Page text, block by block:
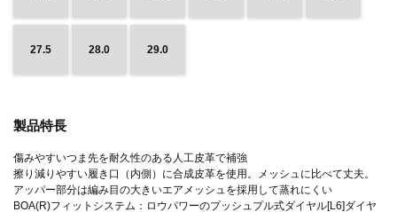
27.5 28.0 29.0
製品特長
傷みやすいつま先を耐久性のある人工皮革で補強
擦り減りやすい履き口（内側）に合成皮革を使用。メッシュに比べて丈夫。
アッパー部分は編み目の大きいエアメッシュを採用して蒸れにくい
BOA(R)フィットシステム：ロウパワーのプッシュプル式ダイヤル[L6]ダイヤ